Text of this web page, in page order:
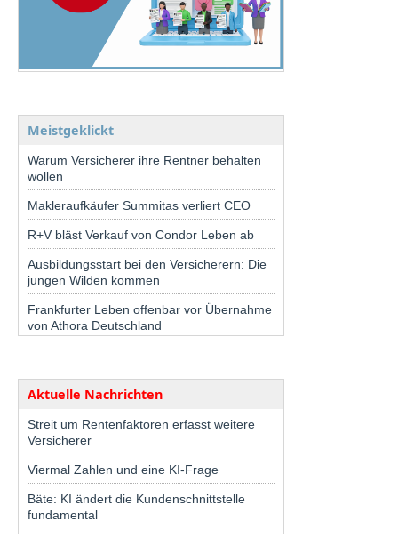
Meistgeklickt
Warum Versicherer ihre Rentner behalten
wollen
Makleraufkäufer Summitas verliert CEO
R+V bläst Verkauf von Condor Leben ab
Ausbildungsstart bei den Versicherern: Die
jungen Wilden kommen
Frankfurter Leben offenbar vor Übernahme
von Athora Deutschland
Aktuelle Nachrichten
Streit um Rentenfaktoren erfasst weitere
Versicherer
Viermal Zahlen und eine KI-Frage
Bäte: KI ändert die Kundenschnittstelle
fundamental